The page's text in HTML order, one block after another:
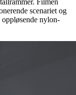
scenariet og
nylon-